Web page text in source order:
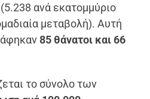
ανά εκατoμμύριο
μεταβολή). Αυτή
85 θάνατοι και 66
τo σύνολο των